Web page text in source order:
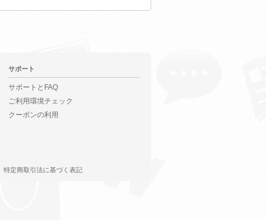
サポート
サポートとFAQ
ご利用環境チェック
クーポンの利用
特定商取引法に基づく表記